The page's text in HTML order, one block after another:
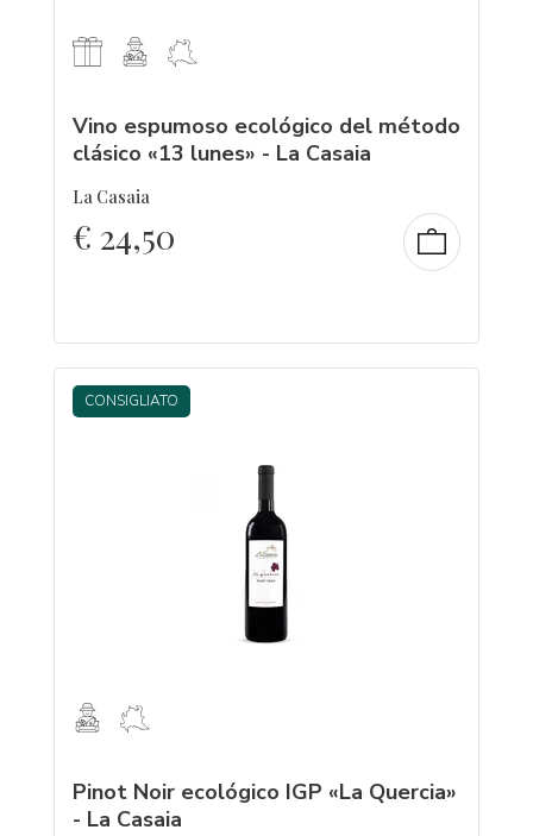
Vino espumoso ecológico del método
clásico «13 lunes» - La Casaia
La Casaia
€ 24,50
CONSIGLIATO
Pinot Noir ecológico IGP «La Quercia»
- La Casaia